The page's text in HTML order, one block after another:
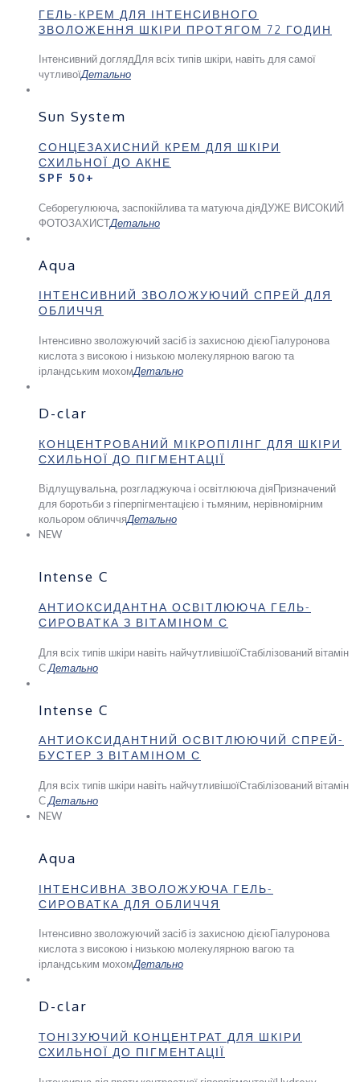
ГЕЛЬ-КРЕМ ДЛЯ ІНТЕНСИВНОГО
ЗВОЛОЖЕННЯ ШКІРИ ПРОТЯГОМ 72 ГОДИН
Інтенсивний доглядДля всіх типів шкіри, навіть для самої
чутливоїДетально
Sun System
СОНЦЕЗАХИСНИЙ КРЕМ ДЛЯ ШКІРИ
СХИЛЬНОЇ ДО АКНЕ
SPF 50+
Себорегулююча, заспокійлива та матуюча діяДУЖЕ ВИСОКИЙ
ФОТОЗАХИСТДетально
Aqua
ІНТЕНСИВНИЙ ЗВОЛОЖУЮЧИЙ СПРЕЙ ДЛЯ
ОБЛИЧЧЯ
Інтенсивно зволожуючий засіб із захисною дієюГіалуронова
кислота з високою і низькою молекулярною вагою та
ірландським мохомДетально
D-clar
КОНЦЕНТРОВАНИЙ МІКРОПІЛІНГ ДЛЯ ШКІРИ
СХИЛЬНОЇ ДО ПІГМЕНТАЦІЇ
Відлущувальна, розгладжуюча і освітлююча діяПризначений
для боротьби з гіперпігментацією і тьмяним, нерівномірним
кольором обличчяДетально
NEW
Intense C
АНТИОКСИДАНТНА ОСВІТЛЮЮЧА ГЕЛЬ-
СИРОВАТКА З ВІТАМІНОМ С
Для всіх типів шкіри навіть найчутливішоїСтабілізований вітамін
СДетально
Intense C
АНТИОКСИДАНТНИЙ ОСВІТЛЮЮЧИЙ СПРЕЙ-
БУСТЕР З ВІТАМІНОМ С
Для всіх типів шкіри навіть найчутливішоїСтабілізований вітамін
СДетально
NEW
Aqua
ІНТЕНСИВНА ЗВОЛОЖУЮЧА ГЕЛЬ-
СИРОВАТКА ДЛЯ ОБЛИЧЧЯ
Інтенсивно зволожуючий засіб із захисною дієюГіалуронова
кислота з високою і низькою молекулярною вагою та
ірландським мохомДетально
D-clar
ТОНІЗУЮЧИЙ КОНЦЕНТРАТ ДЛЯ ШКІРИ
СХИЛЬНОЇ ДО ПІГМЕНТАЦІЇ